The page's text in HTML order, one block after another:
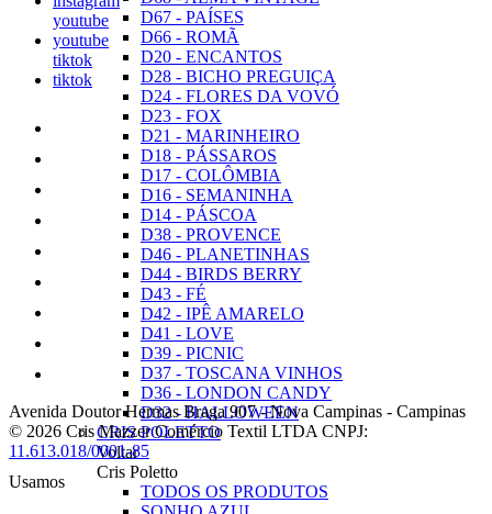
D67 - PAÍSES
D66 - ROMÃ
D20 - ENCANTOS
D28 - BICHO PREGUIÇA
D24 - FLORES DA VOVÓ
D23 - FOX
D21 - MARINHEIRO
D18 - PÁSSAROS
D17 - COLÔMBIA
D16 - SEMANINHA
D14 - PÁSCOA
D38 - PROVENCE
D46 - PLANETINHAS
D44 - BIRDS BERRY
D43 - FÉ
D42 - IPÊ AMARELO
D41 - LOVE
D39 - PICNIC
D37 - TOSCANA VINHOS
D36 - LONDON CANDY
D32 - HALLOWEEN
CRIS POLETTO
Voltar
Cris Poletto
TODOS OS PRODUTOS
youtube
youtube
tiktok
tiktok
Avenida Doutor Hermas Braga 907-Nova Campinas - Campinas
© 2026 Cris Mazzer Comércio Textil LTDA CNPJ:
11.613.018/0001-85
Usamos